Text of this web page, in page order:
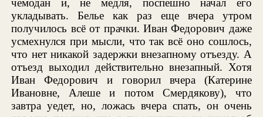
укладывать. Белье как раз еще вчера утром
получилось всё от прачки. Иван Федорович даже
усмехнулся при мысли, что так всё оно сошлось,
что нет никакой задержки внезапному отъезду. А
отъезд выходил действительно внезапный. Хотя
Иван Федорович и говорил вчера (Катерине
Ивановне, Алеше и потом Смердякову), что
завтра уедет, но, ложась вчера спать, он очень